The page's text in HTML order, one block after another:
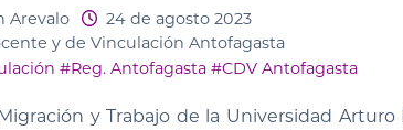
Arevalo
24 de agosto 2023
y de Vinculación Antofagasta
#Reg. Antofagasta #CDV Antofagasta
y Trabajo de la Universidad